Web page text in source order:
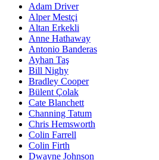
Adam Driver
Alper Mestçi
Altan Erkekli
Anne Hathaway
Antonio Banderas
Ayhan Taş
Bill Nighy
Bradley Cooper
Bülent Çolak
Cate Blanchett
Channing Tatum
Chris Hemsworth
Colin Farrell
Colin Firth
Dwayne Johnson